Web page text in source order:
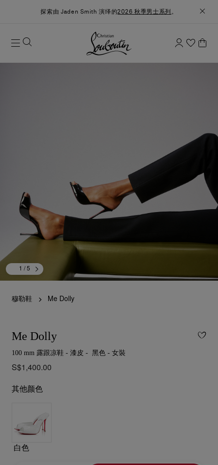
探索由 Jaden Smith 演绎的2026 秋季男士系列 。
1 / 5
穆勒鞋 Me Dolly
Me Dolly
100 mm 露跟凉鞋 - 漆皮 - 黑色 - 女裝
S$1,400.00
其他颜色
白色